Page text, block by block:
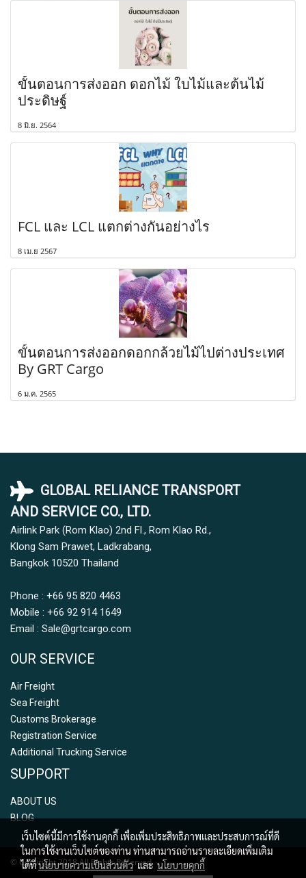
ขั้นตอนการส่งออก ดอกไม้ ใบไม้และต้นไม้
ประดิษฐ์
8 มิ.ย. 2564
FCL และ LCL แตกต่างกันอย่างไร
8 เม.ย 2567
ขั้นตอนการส่งออกดอกกล้วยไม้ไปต่างประเทศ
By GRT Cargo
6 ม.ค. 2565
GLOBAL RELIANCE TRANSPORT
AND SERVICE CO., LTD.
Airlink Park (Rom Klao) 2nd Fl., Rom Klao Rd.,
Klong Sam Prawet, Ladkrabang,
Bangkok 10520 Thailand
Phone : +66 95 820 4463
Mobile : +66 92 914 1649
Email : Sale@grtcargo.com
OUR SERVICE
Air Freight
Sea Freight
Customs Brokerage
Registration Service
Additional Trucking Service
SUPPORT
ABOUT US
BLOG
© Copyright 2018 All Rights Reserved.
เว็บไซต์นี้มีการใช้งานคุกกี้ เพื่อเพิ่มประสิทธิภาพและประสบการณ์ที่ดี
ในการใช้งานเว็บไซต์ของท่าน ท่านสามารถอ่านรายละเอียดเพิ่มเติม
ได้ที่นโยบายความเป็นส่วนตัวและ นโยบายคุกกี้